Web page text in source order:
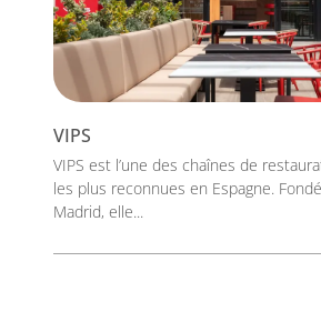
VIPS
VIPS est l’une des chaînes de
les plus reconnues en Espagne.
Madrid, elle...